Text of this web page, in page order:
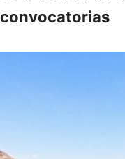
convocatorias